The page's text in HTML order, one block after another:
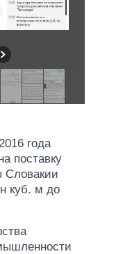
года
поставку
Словакии
куб. м до